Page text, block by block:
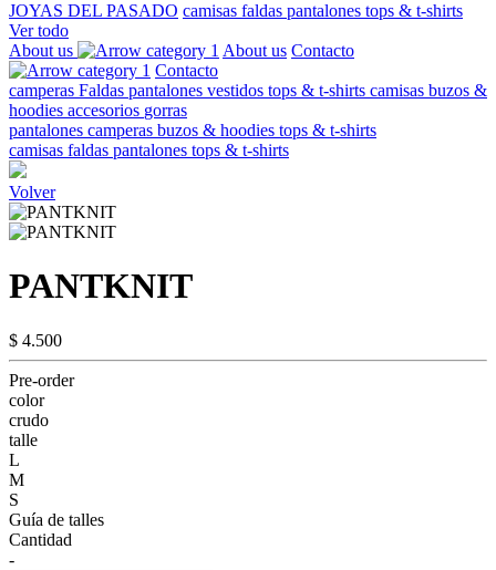
JOYAS DEL PASADO camisas faldas pantalones tops & t-shirts
Ver todo
About us
About us Contacto
Contacto
camperas Faldas pantalones vestidos tops & t-shirts camisas buzos &
hoodies accesorios gorras
pantalones camperas buzos & hoodies tops & t-shirts
camisas faldas pantalones tops & t-shirts
Volver
PANTKNIT
$ 4.500
Pre-order
color
crudo
talle
L
M
S
Guía de talles
Cantidad
-